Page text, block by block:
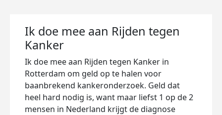
Ik doe mee aan Rijden tegen
Kanker
Ik doe mee aan Rijden tegen Kanker in
Rotterdam om geld op te halen voor
baanbrekend kankeronderzoek. Geld dat
heel hard nodig is, want maar liefst 1 op de 2
mensen in Nederland krijgt de diagnose